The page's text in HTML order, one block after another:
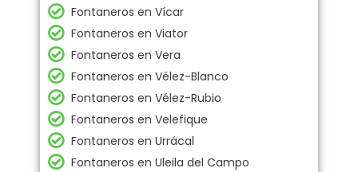
Fontaneros en Vícar
Fontaneros en Viator
Fontaneros en Vera
Fontaneros en Vélez-Blanco
Fontaneros en Vélez-Rubio
Fontaneros en Velefique
Fontaneros en Urrácal
Fontaneros en Uleila del Campo